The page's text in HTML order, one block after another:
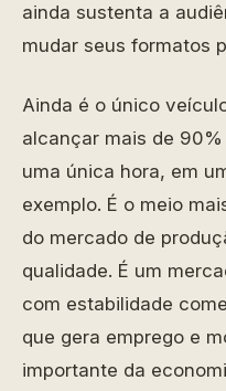
ainda sustenta a
mudar seus formatos
Ainda é o único
alcançar mais de
uma única hora, em
exemplo. É o meio
do mercado de
qualidade. É um
com estabilidade
que gera emprego e
importante da